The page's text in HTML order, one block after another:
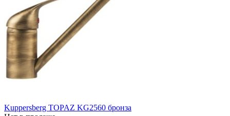
Kuppersberg TOPAZ KG2560 бронза